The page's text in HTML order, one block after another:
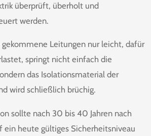
überprüft, überholt und
werden.
gekommene Leitungen nur leicht, dafür
springt nicht einfach die
das Isolationsmaterial der
wird schließlich brüchig.
sollte nach 30 bis 40 Jahren nach
ein heute gültiges Sicherheitsniveau